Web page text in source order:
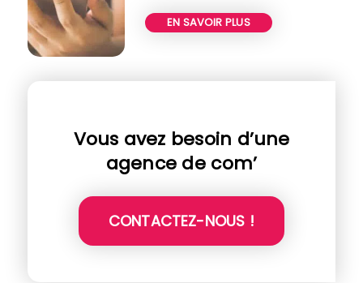
EN SAVOIR PLUS
Vous avez besoin d’une
agence de com’
CONTACTEZ-NOUS !